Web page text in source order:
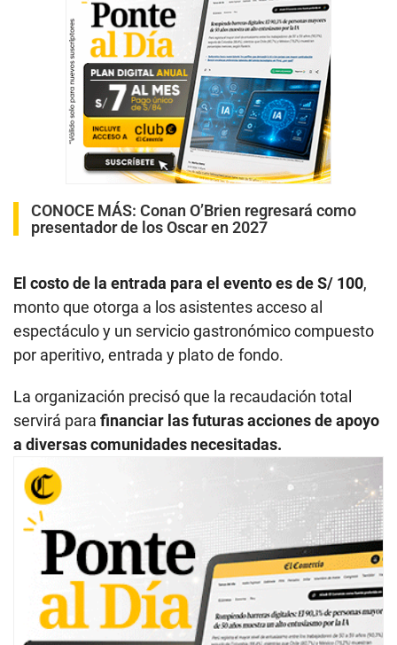
CONOCE MÁS: Conan O’Brien regresará como
presentador de los Oscar en 2027
El costo de la entrada para el evento es de S/ 100,
monto que otorga a los asistentes acceso al
espectáculo y un servicio gastronómico compuesto
por aperitivo, entrada y plato de fondo.
La organización precisó que la recaudación total
servirá para financiar las futuras acciones de apoyo
a diversas comunidades necesitadas.